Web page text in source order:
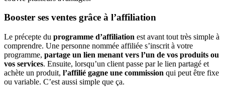
Booster ses ventes grâce à l’affiliation
Le précepte du programme d’affiliation est avant tout très simple à
comprendre. Une personne nommée affiliée s’inscrit à votre
programme, partage un lien menant vers l’un de vos produits ou
vos services. Ensuite, lorsqu’un client passe par le lien partagé et
achète un produit, l’affilié gagne une commission qui peut être fixe
ou variable. C’est aussi simple que ça.